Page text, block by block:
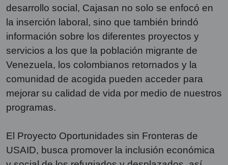
desarrollo social, Cajasan no solo se enfocó en
la inserción laboral, sino que también brindó
información sobre los diferentes proyectos y
servicios a los que la población migrante de
Venezuela, los colombianos retornados y la
comunidad de acogida pueden acceder para
mejorar su calidad de vida por medio de nuestros
programas.
El Proyecto Oportunidades sin Fronteras de
USAID, busca promover la inclusión económica